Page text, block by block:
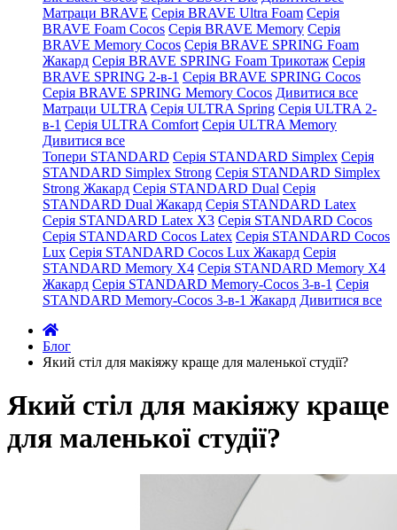
Матраци BRAVE Серія BRAVE Ultra Foam Серія
BRAVE Foam Cocos Серія BRAVE Memory Серія
BRAVE Memory Cocos Серія BRAVE SPRING Foam
Жакард Серія BRAVE SPRING Foam Трикотаж Серія
BRAVE SPRING 2-в-1 Серія BRAVE SPRING Cocos
Серія BRAVE SPRING Memory Cocos Дивитися все
Матраци ULTRA Серія ULTRA Spring Серія ULTRA 2-
в-1 Серія ULTRA Comfort Серія ULTRA Memory
Дивитися все
Топери STANDARD Серія STANDARD Simplex Серія
STANDARD Simplex Strong Серія STANDARD Simplex
Strong Жакард Серія STANDARD Dual Серія
STANDARD Dual Жакард Серія STANDARD Latex
Серія STANDARD Latex X3 Серія STANDARD Cocos
Серія STANDARD Cocos Latex Серія STANDARD Cocos
Lux Серія STANDARD Cocos Lux Жакард Серія
STANDARD Memory X4 Серія STANDARD Memory X4
Жакард Серія STANDARD Memory-Cocos 3-в-1 Серія
STANDARD Memory-Cocos 3-в-1 Жакард Дивитися все
Блог
Який стіл для макіяжу краще для маленької студії?
Який стіл для макіяжу краще
для маленької студії?